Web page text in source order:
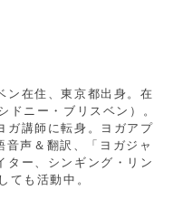
ン在住、東京都出身。在
ドニー・ブリスベン）。
ガ講師に転身。ヨガアプ
声＆翻訳、「ヨガジャ
ター、シンギング・リン
ても活動中。